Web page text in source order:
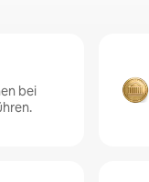
bei